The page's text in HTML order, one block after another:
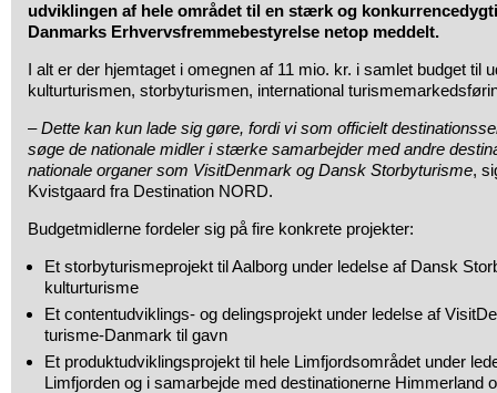
udviklingen af hele området til en stærk og
Danmarks Erhvervsfremmebestyrelse netop meddelt.
I alt er der hjemtaget i omegnen af 11 mio. kr. i samlet budget til
kulturturismen, storbyturismen, international
–Dette kan kun lade sig gøre, fordi vi som officielt
søge de nationale midler i stærke samarbejder med andre
nationale organer som VisitDenmark og Dansk Storbyturisme,
Kvistgaard fra Destination NORD.
Budgetmidlerne fordeler sig på fire konkrete projekter:
Et storbyturismeprojekt til Aalborg under ledelse af Dansk
kulturturisme
Et contentudviklings- og delingsprojekt under ledelse af
turisme-Danmark til gavn
Et produktudviklingsprojekt til hele Limfjordsområdet under
Limfjorden og i samarbejde med destinationerne Himmerland